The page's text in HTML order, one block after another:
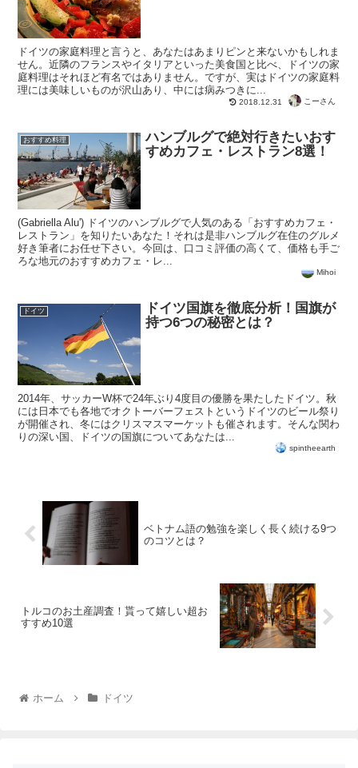
ドイツの家庭料理と言うと、あなたはあまりピンと来ないかもしれま
せん。近隣のフランスやイタリアといった美食国と比べ、ドイツの家
庭料理はそれほど有名ではありません。ですが、実はドイツの家庭料
理には美味しいものが沢山あり、中には病みつきに...
2018.12.31 こーさん
おすすめ料理
ハンブルグで絶対行きたいおす
すめカフェ・レストラン8選！
(Gabriella Alu') ドイツのハンブルグで人気のある「おすすめカフェ・
レストラン」を知りたいあなた！それは是非ハンブルグ在住のグルメ
好き筆者にお任せ下さい。今回は、口コミ評価の高くて、価格も手ご
ろな地元のおすすめカフェ・レ...
Mihoi
ドイツ
ドイツ国旗を徹底分析！国旗が
持つ6つの秘密とは？
2014年、サッカーW杯で24年ぶり4度目の優勝を果たしたドイツ。秋
には日本でも各地でオクトーバーフェストというドイツのビール祭り
が開催され、冬にはクリスマスマーケットも催されます。そんな関わ
りの深い国、ドイツの国旗についてあなたは...
spintheearth
ベトナム語の勉強を楽しく長く続ける9つ
のコツとは？
トルコのお土産調査！貰って嬉しい超お
すすめ10選
ホーム ドイツ